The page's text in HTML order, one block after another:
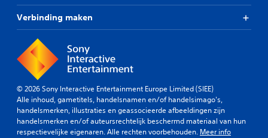
Verbinding maken
© 2026 Sony Interactive Entertainment Europe Limited (SIEE)
Alle inhoud, gametitels, handelsnamen en/of handelsimago's,
handelsmerken, illustraties en geassocieerde afbeeldingen zijn
handelsmerken en/of auteursrechtelijk beschermd materiaal van hun
respectievelijke eigenaren. Alle rechten voorbehouden. Meer info